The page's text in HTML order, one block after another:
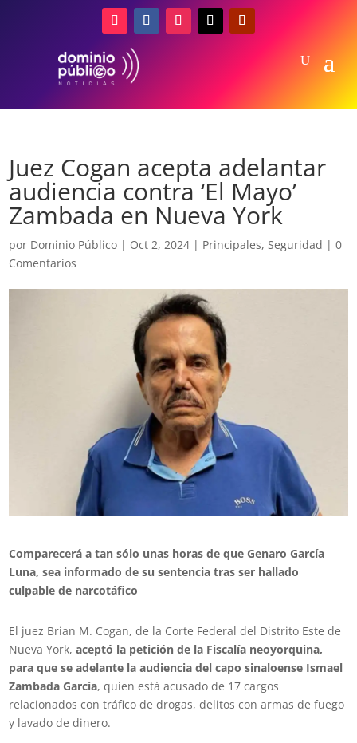
Juez Cogan acepta adelantar
audiencia contra ‘El Mayo’
Zambada en Nueva York
por Dominio Público | Oct 2, 2024 | Principales,Seguridad |0
Comentarios
Comparecerá a tan sólo unas horas de que Genaro García
Luna, sea informado de su sentencia tras ser hallado
culpable de narcotáfico
El juez Brian M. Cogan, de la Corte Federal del Distrito Este de
Nueva York,aceptó la petición de la Fiscalía neoyorquina,
para que se adelante la audiencia del capo sinaloense Ismael
Zambada García, quien está acusado de 17 cargos
relacionados con tráfico de drogas, delitos con armas de fuego
y lavado de dinero.